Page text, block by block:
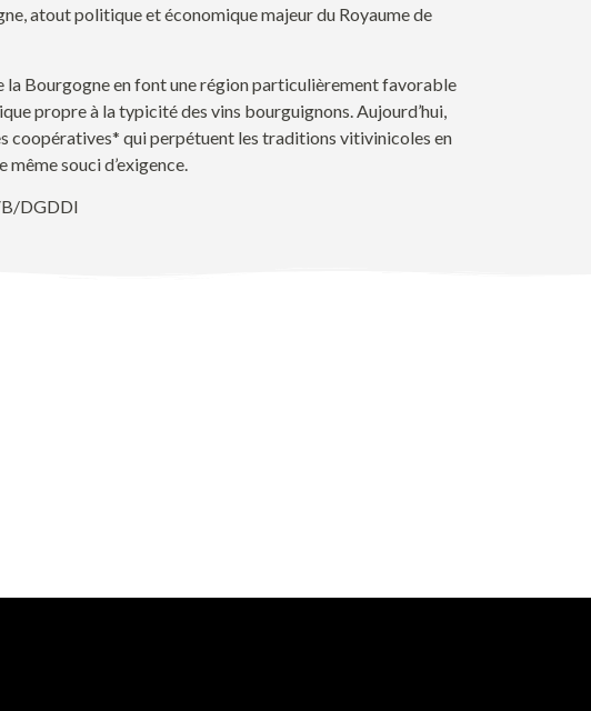
atout politique et économique majeur du Royaume de
la Bourgogneenfont une régionparticulièrementfavorable
propreà la typicitédes vins bourguignons.Aujourd’hui,
coopératives* qui perpétuent les traditions vitivinicoles en
même souci d’exigence.
DGDDI